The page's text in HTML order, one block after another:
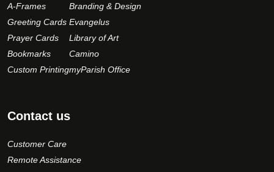
A-Frames
Greeting Cards
Prayer Cards
Bookmarks
Custom Printing
Branding & Design
Evangelus
Library of Art
Camino
myParish Office
Contact us
Customer Care
Remote Assistance